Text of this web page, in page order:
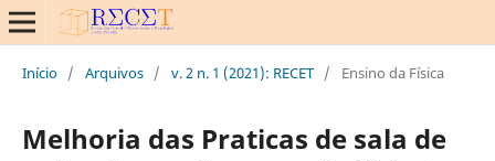
Início / Arquivos / v. 2 n. 1 (2021): RECET / Ensino da Física
Melhoria das Praticas de sala de